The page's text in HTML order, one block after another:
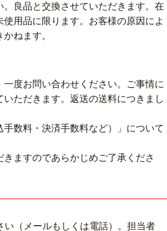
良品と交換させていただきます。在
用品に限ります。お客様の原因によ
ねます。
度お問い合わせください。ご事情に
ただきます。返送の送料につきまし
数料・決済手数料など）」について
ますのであらかじめご了承くださ
（メールもしくは電話）。担当者